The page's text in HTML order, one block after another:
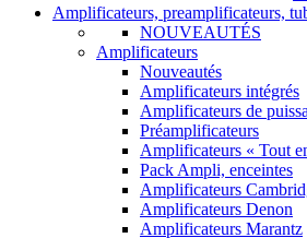
Amplificateurs, preamplificateurs,
NOUVEAUTÉS
Amplificateurs
Nouveautés
Amplificateurs intégrés
Amplificateurs de
Préamplificateurs
Amplificateurs « Tout
Pack Ampli, enceintes
Amplificateurs
Amplificateurs Denon
Amplificateurs Marantz